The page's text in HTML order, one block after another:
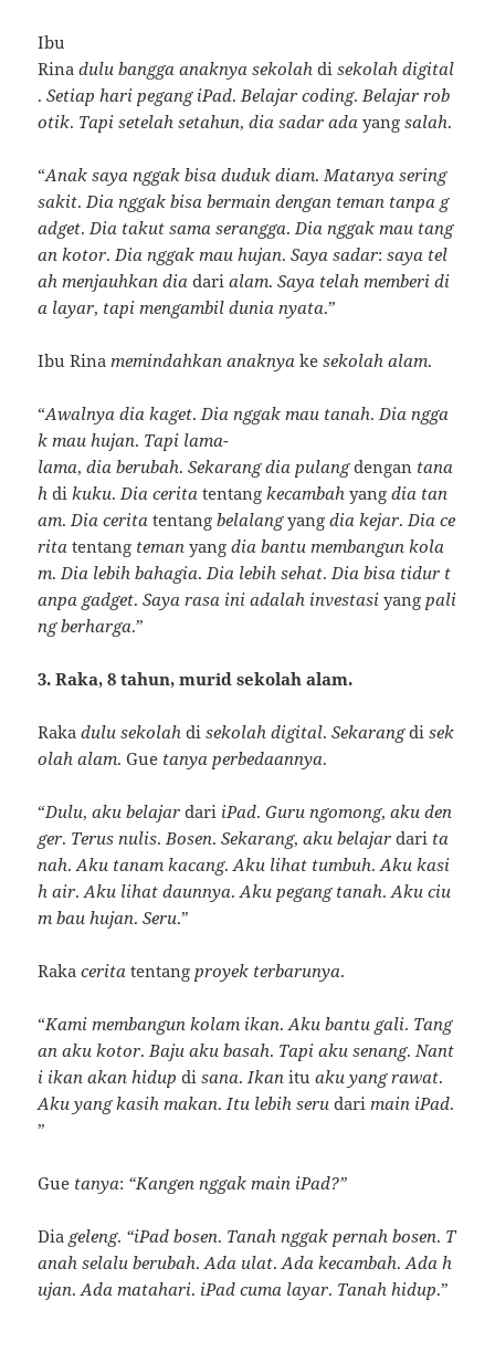
Ibu
Rinadulu bangga anaknya sekolah disekolah digital
.Setiap hari pegang iPad. Belajar coding. Belajar rob
otik. Tapi setelah setahun,dia sadar ada yangsalah.
“Anak saya nggak bisa duduk diam. Matanya sering
sakit. Dia nggak bisa bermain dengan teman tanpa g
adget. Dia takut sama serangga. Dia nggak mau tang
an kotor. Dia nggak mau hujan.Saya sadar:saya tel
ah menjauhkan dia darialam.Saya telah memberi di
a layar, tapi mengambil dunia nyata.”
Ibu Rina memindahkan anaknya kesekolah alam.
“Awalnya dia kaget. Dia nggak mau tanah. Dia ngga
k mau hujan. Tapi lama-
lama,dia berubah.Sekarang dia pulangdengan tana
h di kuku. Dia cerita tentang kecambah yangdia tan
am. Dia cerita tentangbelalangyangdia kejar. Dia ce
rita tentang teman yangdia bantu membangun kola
m. Dia lebih bahagia. Dia lebih sehat. Dia bisa tidur t
anpa gadget.Saya rasa ini adalah investasi yang pali
ng berharga.”
3. Raka, 8 tahun, murid sekolah alam.
Rakadulu sekolah disekolah digital.Sekarangdisek
olah alam. Gue tanya perbedaannya.
“Dulu,aku belajar dari iPad.Guru ngomong,aku den
ger. Terus nulis. Bosen.Sekarang,aku belajar dari ta
nah.Aku tanam kacang.Aku lihat tumbuh.Aku kasi
h air.Aku lihat daunnya.Aku pegang tanah.Aku ciu
m bau hujan.Seru.”
Rakacerita tentang proyek terbarunya.
“Kami membangun kolam ikan.Aku bantu gali. Tang
an aku kotor. Baju aku basah. Tapi aku senang. Nant
i ikan akan hidup disana. Ikan ituaku yang rawat.
Aku yang kasih makan. Itu lebih seru dari main iPad.
”
Gue tanya: “Kangen nggak main iPad?”
Dia geleng. “iPad bosen. Tanah nggak pernah bosen. T
anah selalu berubah.Ada ulat.Ada kecambah.Ada h
ujan.Ada matahari. iPad cuma layar. Tanah hidup.”